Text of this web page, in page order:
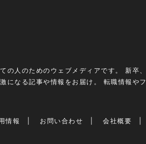
の人のためのウェブメディアです。 新
になる記事や情報をお届け。 転職情報や
情報 お問い合わせ 会社概要